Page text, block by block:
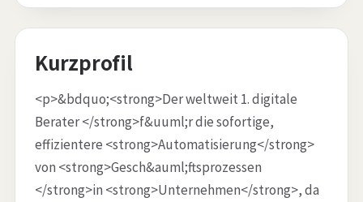
Kurzprofil
<p>&bdquo;<strong>Der weltweit 1. digitale
Berater </strong>f&uuml;r die sofortige,
effizientere <strong>Automatisierung</strong>
von <strong>Gesch&auml;ftsprozessen
</strong>in <strong>Unternehmen</strong>, da